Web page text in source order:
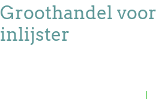
Groothandel
inlijster